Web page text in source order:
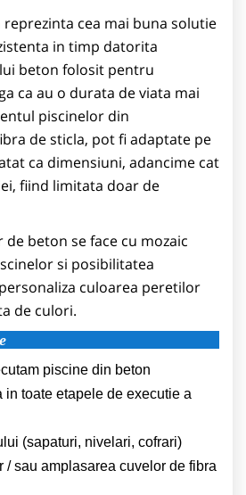
cea mai buna solutie
in timp datorita
beton folosit pentru
ca au o durata de viata mai
piscinelor din
de sticla, pot fi adaptate pe
ca dimensiuni, adancime cat
fiind limitata doar de
de beton se face cu mozaic
si posibilitatea
culoarea peretilor
de culori.
piscine din beton
in toate etapele de executie a
(sapaturi, nivelari, cofrari)
/ sau amplasarea cuvelor de fibra